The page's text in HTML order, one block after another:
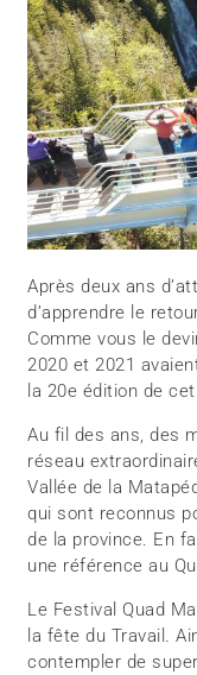
Après deux ans
d’apprendre le
Comme vous le
2020 et 2021
la 20e édition de
Au fil des ans, des
réseau
Vallée de la
qui sont reconnus
de la province. En
une référence au
Le Festival Quad
la fête du Travail.
contempler de